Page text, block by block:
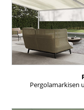
Pergolamarkisen